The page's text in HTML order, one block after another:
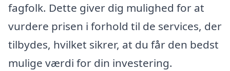
fagfolk. Dette giver dig mulighed for at
vurdere prisen i forhold til de services, der
tilbydes, hvilket sikrer, at du får den bedst
mulige værdi for din investering.